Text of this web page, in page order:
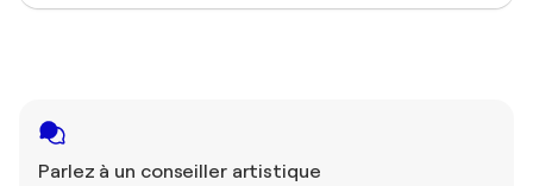
Parlez à un conseiller artistique